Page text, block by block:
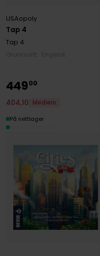
Tap 4
USAopoly
Tap 4
44900
404,10 Medlem
På nettlager